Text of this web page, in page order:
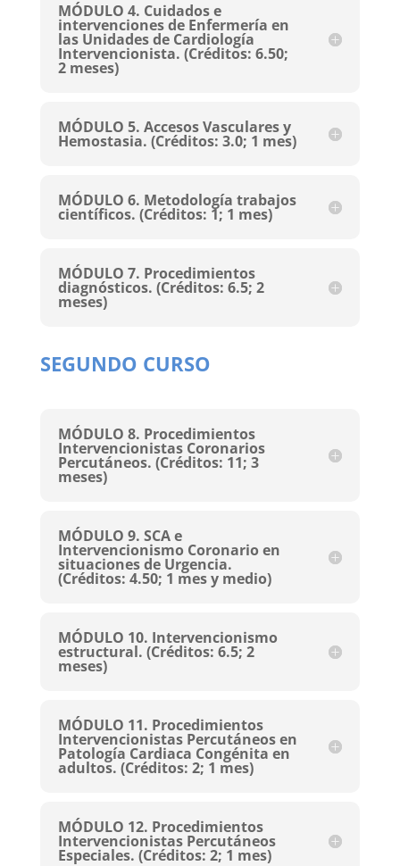
MÓDULO 4. Cuidados e
intervenciones de Enfermería en
las Unidades de Cardiología
Intervencionista. (Créditos: 6.50;
2 meses)
MÓDULO 5. Accesos Vasculares y
Hemostasia. (Créditos: 3.0; 1 mes)
MÓDULO 6. Metodología trabajos
científicos. (Créditos: 1; 1 mes)
MÓDULO 7. Procedimientos
diagnósticos. (Créditos: 6.5; 2
meses)
SEGUNDO CURSO
MÓDULO 8. Procedimientos
Intervencionistas Coronarios
Percutáneos. (Créditos: 11; 3
meses)
MÓDULO 9. SCA e
Intervencionismo Coronario en
situaciones de Urgencia.
(Créditos: 4.50; 1 mes y medio)
MÓDULO 10. Intervencionismo
estructural. (Créditos: 6.5; 2
meses)
MÓDULO 11. Procedimientos
Intervencionistas Percutáneos en
Patología Cardiaca Congénita en
adultos. (Créditos: 2; 1 mes)
MÓDULO 12. Procedimientos
Intervencionistas Percutáneos
Especiales. (Créditos: 2; 1 mes)